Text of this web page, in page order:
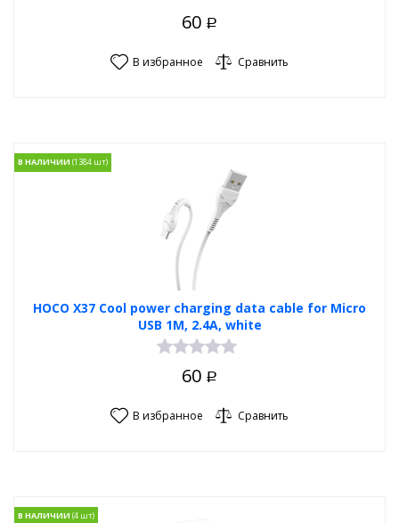
60 Р
В избранное Сравнить
HOCO X37 Cool power charging data cable for Micro
USB 1M, 2.4А, white
В НАЛИЧИИ
60 Р
В избранное Сравнить
В НАЛИЧИИ